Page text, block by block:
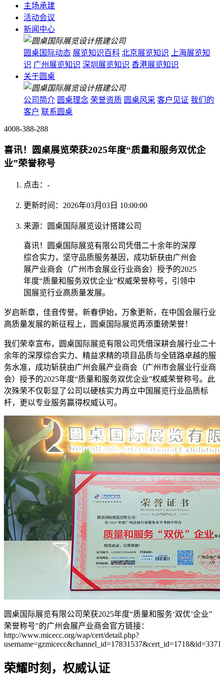
主场承建
活动会议
新闻中心
圆桌国际动态 展览知识百科 北京展览知识
上海展览知
识 广州展览知识 深圳展览知识 香港展览知识
关于圆桌
公司简介 圆桌理念 荣誉资质 圆桌风采 客户见证 我们的
客户 联系圆桌
4008-388-288
喜讯！圆桌展览荣获2025年度“质量和服务双优企
业”荣誉称号
点击： -
更新时间：2026年03月03日 10:00:00
来源：圆桌国际展览设计搭建公司
喜讯！圆桌国际展览有限公司凭借二十余年的深厚
综合实力，坚守品质服务基因，成功斩获由广州会
展产业商会（广州市会展业行业商会）授予的2025
年度“质量和服务双优企业”权威荣誉称号，引领中
国展览行业高质量发展。
岁启新章，佳音传誉。新春伊始，万象更新，在中国会展行业
高质量发展的新征程上，圆桌国际展览再添重磅荣誉！
我们荣幸宣布，圆桌国际展览有限公司凭借深耕会展行业二十
余年的深厚综合实力、精益求精的项目品质与全链路卓越的服
务水准，成功斩获由广州会展产业商会（广州市会展业行业商
会）授予的2025年度“质量和服务双优企业”权威荣誉称号。此
次殊荣不仅彰显了公司以硬核实力再立中国展览行业品质标
杆，更以专业服务赢得权威认可。
圆桌国际展览有限公司荣获2025年度“质量和服务‘双优’企业”
荣誉称号"的广州会展产业商会官方链接：
http://www.micecc.org/wap/cert/detail.php?
荣耀时刻，权威认证